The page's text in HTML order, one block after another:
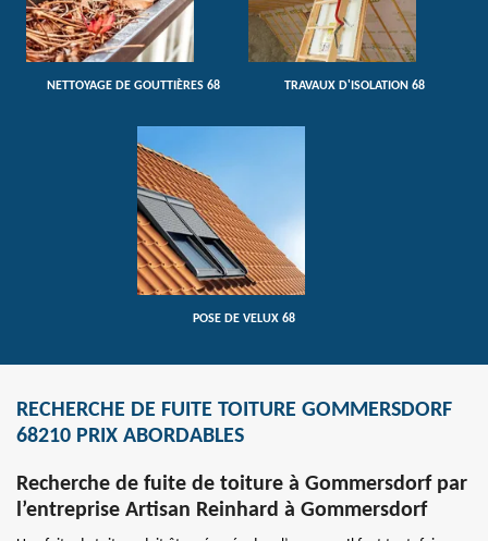
NETTOYAGE DE GOUTTIÈRES 68 TRAVAUX D'ISOLATION 68
POSE DE VELUX 68
RECHERCHE DE FUITE TOITURE GOMMERSDORF
68210 PRIX ABORDABLES
Recherche de fuite de toiture à Gommersdorf par
l’entreprise Artisan Reinhard à Gommersdorf